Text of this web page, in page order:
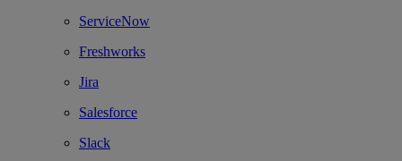
ServiceNow
Freshworks
Jira
Salesforce
Slack